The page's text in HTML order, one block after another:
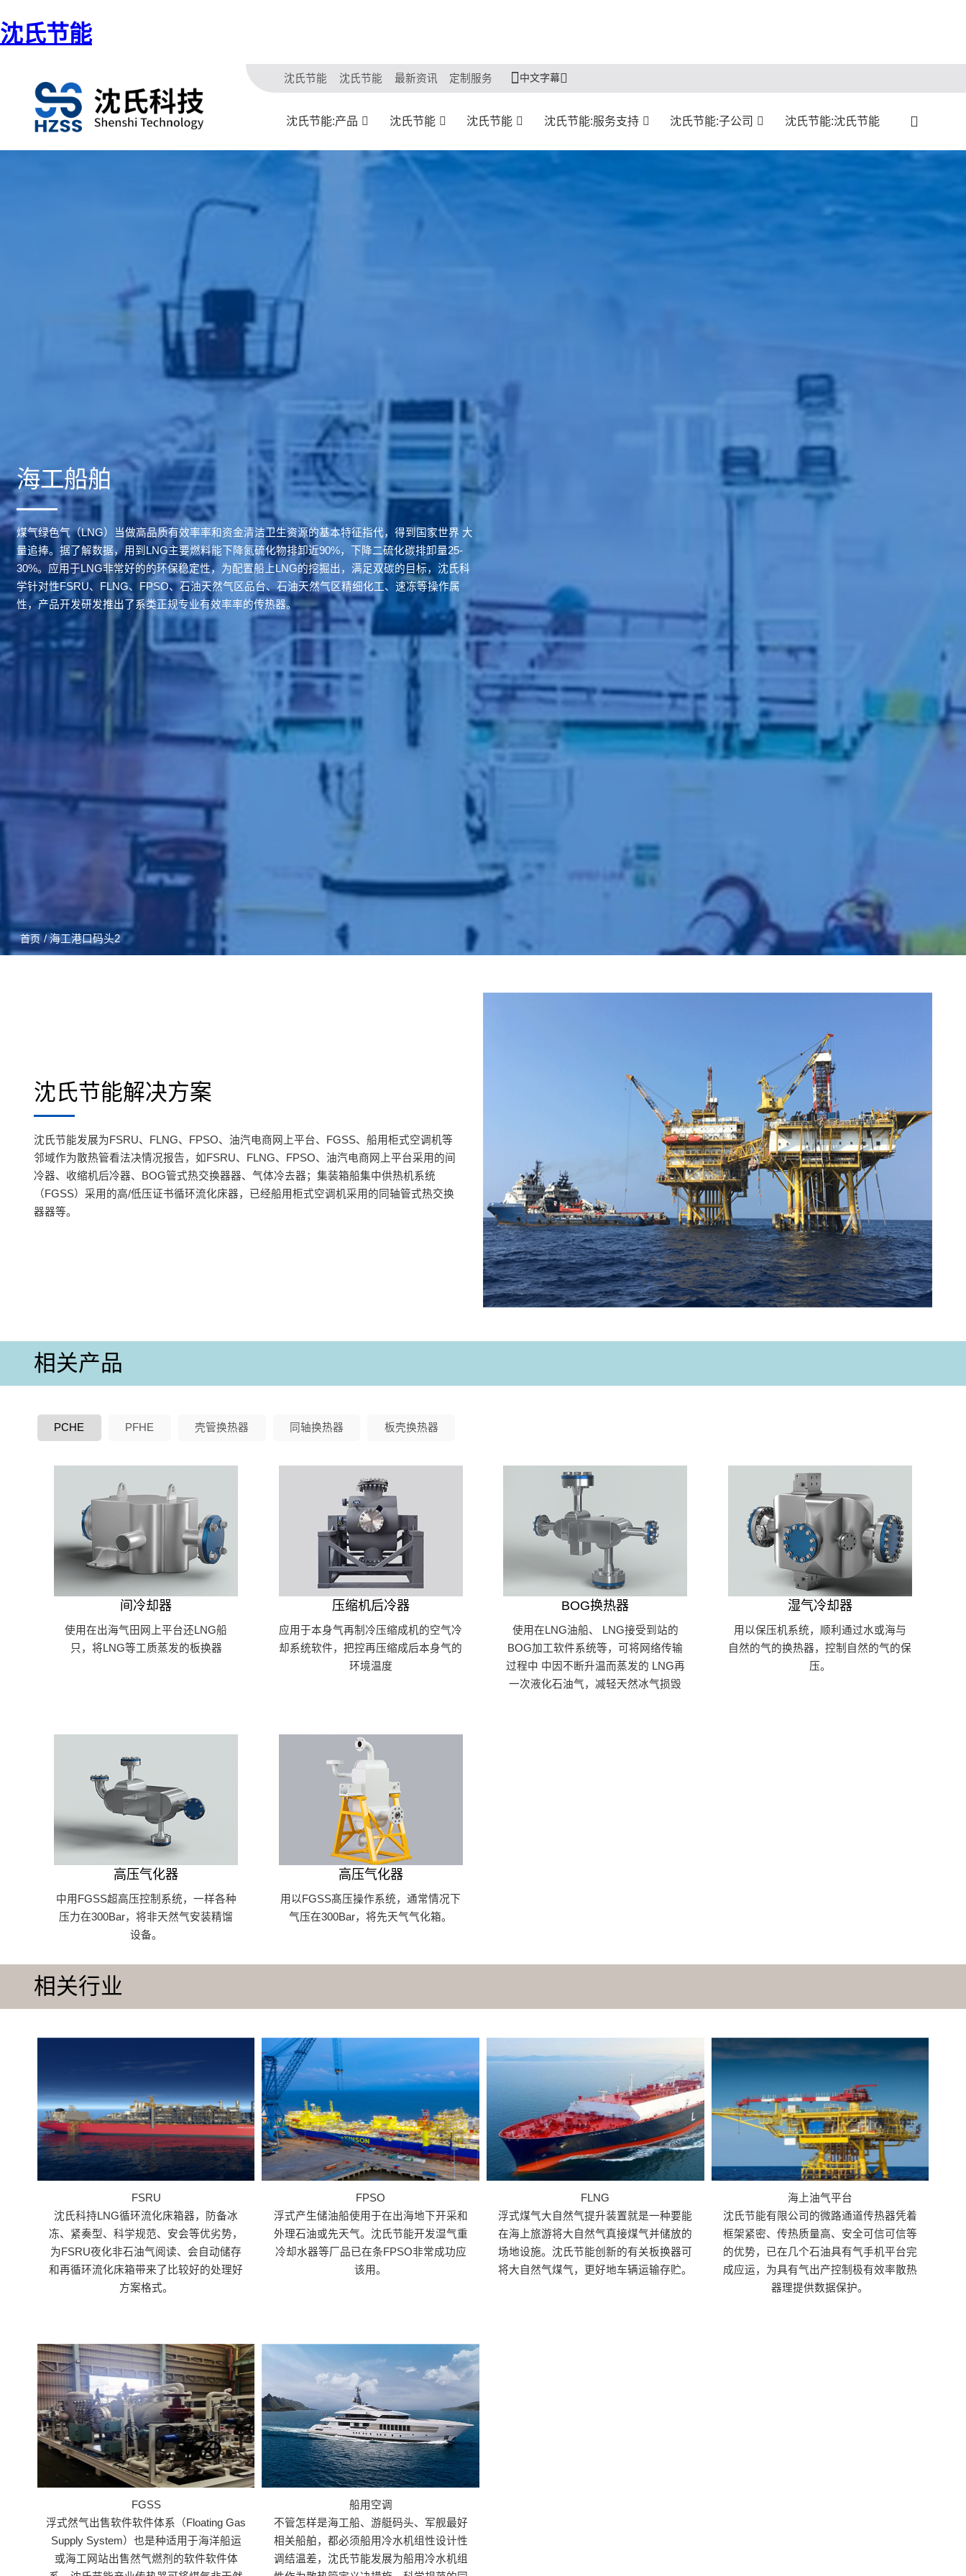
沈氏节能
沈氏节能 沈氏节能 最新资讯 定制服务 中文字幕
沈氏节能:产品 沈氏节能 沈氏节能 沈氏节能:服务支持 沈氏节能:子公司 沈氏节能:沈氏节能
海工船舶
煤气绿色气（LNG）当做高品质有效率率和资金清洁卫生资源的基本特征指代，得到国家世界 大
量追捧。据了解数据，用到LNG主要燃料能下降氮硫化物排卸近90%，下降二硫化碳排卸量25-
30%。应用于LNG非常好的的环保稳定性，为配置船上LNG的挖掘出，满足双碳的目标，沈氏科
学针对性FSRU、FLNG、FPSO、石油天然气区品台、石油天然气区精细化工、速冻等操作属
性，产品开发研发推出了系类正规专业有效率率的传热器。
首页 / 海工港口码头2
沈氏节能解决方案
沈氏节能发展为FSRU、FLNG、FPSO、油汽电商网上平台、FGSS、船用柜式空调机等
邻域作为散热管看法决情况报告，如FSRU、FLNG、FPSO、油汽电商网上平台采用的间
冷器、收缩机后冷器、BOG管式热交换器器、气体冷去器；集装箱船集中供热机系统
（FGSS）采用的高/低压证书循环流化床器，已经船用柜式空调机采用的同轴管式热交换
器器等。
相关产品
PCHE PFHE 壳管换热器 同轴换热器 板壳换热器
间冷却器
使用在出海气田网上平台还LNG船
只，将LNG等工质蒸发的板换器
压缩机后冷器
应用于本身气再制冷压缩成机的空气冷
却系统软件，把控再压缩成后本身气的
环境温度
BOG换热器
使用在LNG油船、 LNG接受到站的
BOG加工软件系统等，可将网络传输
过程中 中因不断升温而蒸发的 LNG再
一次液化石油气，减轻天然冰气损毁
湿气冷却器
用以保压机系统，顺利通过水或海与
自然的气的换热器，控制自然的气的保
压。
高压气化器
中用FGSS超高压控制系统，一样各种
压力在300Bar，将非天然气安装精馏
设备。
高压气化器
用以FGSS髙压操作系统，通常情况下
气压在300Bar，将先天气气化箱。
相关行业
FSRU
沈氏科持LNG循环流化床箱器，防备冰
冻、紧奏型、科学规范、安会等优劣势，
为FSRU夜化非石油气阅读、会自动储存
和再循环流化床箱带来了比较好的处理好
方案格式。
FPSO
浮式产生储油船使用于在出海地下开采和
外理石油或先天气。沈氏节能开发湿气重
冷却水器等厂品已在条FPSO非常成功应
该用。
FLNG
浮式煤气大自然气提升装置就是一种要能
在海上旅游将大自然气真接煤气并储放的
场地设施。沈氏节能创新的有关板换器可
将大自然气煤气，更好地车辆运输存贮。
海上油气平台
沈氏节能有限公司的微路通道传热器凭着
框架紧密、传热质量高、安全可信可信等
的优势，已在几个石油具有气手机平台完
成应运，为具有气出产控制极有效率散热
器理提供数据保护。
FGSS
浮式然气出售软件软件体系（Floating Gas
Supply System）也是种适用于海洋船运
或海工网站出售然气燃剂的软件软件体
船用空调
不管怎样是海工船、游艇码头、军舰最好
相关船舶，都必须船用冷水机组性设计性
调结温差，沈氏节能发展为船用冷水机组